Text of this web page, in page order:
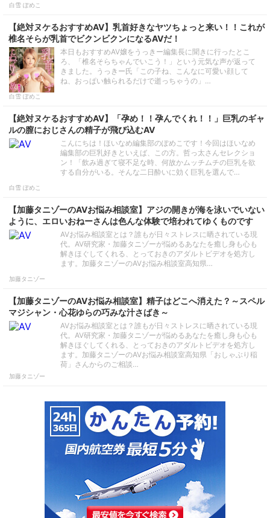
白雪 ぽめこ
【絶対ヌケるおすすめAV】乳首好きなヤツちょっと来い！！これが
椎名そらが乳首でビクンビクンになるAVだ！
本日もおすすめAV嬢をうっきー編集長に聞きに行ったとこ
ろ、「椎名そらちゃんでいこう！」という元気な声が返って
きました。うっきー氏「この子ね、こんなに可愛い顔して
ね、おっぱい触られるだけで逝っちゃうの」…
白雪 ぽめこ
【絶対ヌケるおすすめAV】「孕め！！孕んでくれ！！」巨乳のギャ
ルの膣におじさんの精子が飛び込むAV
こんにちは！ほいなめ編集部のぽめこです！今回はほいなめ
編集部の巨乳好きといえば、この方。哲っ太さんセレクショ
ン！「飲み過ぎて寝不足な時、何故かムッチムチの巨乳を欲
する自分がいる。そんな二日酔いに効く巨乳を選んで…
白雪 ぽめこ
【加藤タニゾーのAVお悩み相談室】アジの開きが海を泳いでいない
ように、エロいおねーさんは色んな体験で培われてゆくものです
AVお悩み相談室とは？誰もが日々ストレスに晒されている現
代。AV研究家・加藤タニゾーが悩めるあなたを癒し身も心も
解きほぐしてくれる、とっておきのアダルトビデオを処方し
ます。加藤タニゾーのAVお悩み相談室高知県…
加藤タニゾー
【加藤タニゾーのAVお悩み相談室】精子はどこへ消えた？～スペル
マジシャン・心花ゆらの巧みな汁さばき～
AVお悩み相談室とは？誰もが日々ストレスに晒されている現
代。AV研究家・加藤タニゾーが悩めるあなたを癒し身も心も
解きほぐしてくれる、とっておきのアダルトビデオを処方し
ます。加藤タニゾーのAVお悩み相談室高知県「おしゃぶり稲
荷」さんからのご相談…
加藤タニゾー